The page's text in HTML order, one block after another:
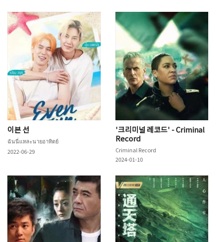
이븐 선
ฉันนี่แหละนายอาทิตย์
2022-06-29
'크리미널 레코드' - Criminal
Record
Criminal Record
2024-01-10